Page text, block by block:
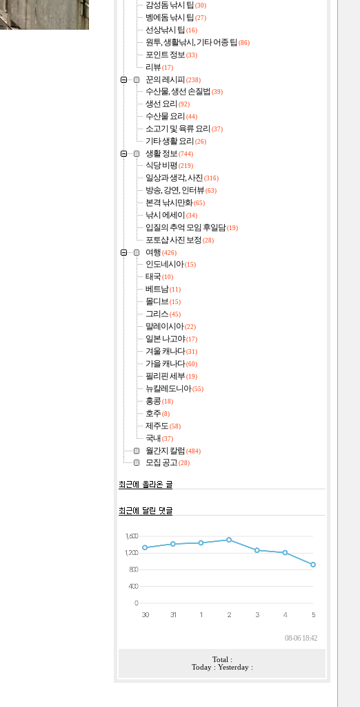
감성돔 낚시 팁 (30)
벵에돔 낚시 팁 (27)
선상낚시 팁 (16)
원투, 생활낚시, 기타 어종 팁 (86)
포인트 정보 (33)
리뷰 (17)
꾼의 레시피 (238)
수산물, 생선 손질법 (39)
생선 요리 (92)
수산물 요리 (44)
소고기 및 육류 요리 (37)
기타 생활 요리 (26)
생활 정보 (744)
식당 비평 (219)
일상과 생각, 사진 (316)
방송, 강연, 인터뷰 (63)
본격 낚시만화(65)
낚시 에세이 (34)
입질의 추억 모임 후일담(19)
포토샵 사진 보정 (28)
여행 (426)
인도네시아(15)
태국 (10)
베트남(11)
몰디브 (15)
그리스 (45)
말레이시아(22)
일본 나고야(17)
겨울 캐나다(31)
가을 캐나다(60)
필리핀 세부 (19)
뉴칼레도니아(55)
홍콩 (18)
호주 (8)
제주도 (58)
국내 (37)
월간지 칼럼 (484)
모집 공고 (28)
08-06 18:42
Total :
Today : Yesterday :